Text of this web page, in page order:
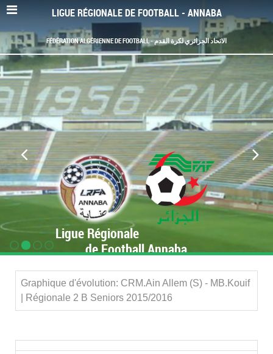
LIGUE RÉGIONALE DE FOOTBALL - ANNABA
FÉDÉRATION ALGÉRIENNE DE FOOTBALL - الاتحاد الجزائري لكرة القدم
Ligue Régionale
de Football Annaba
Graphique d'évolution: CRM.Ain Allem (S) - MB.Kouif
| Régionale 2 B Seniors 2015/2016